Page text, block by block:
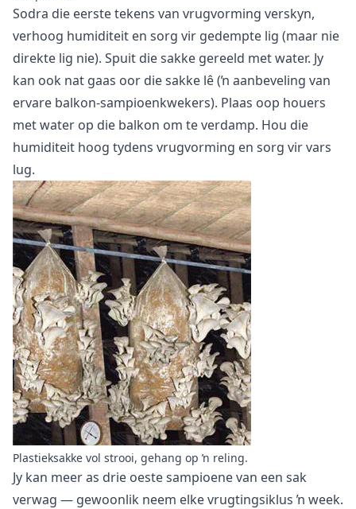
Sodra die eerste tekens van vrugvorming verskyn,
verhoog humiditeit en sorg vir gedempte lig (maar nie
direkte lig nie). Spuit die sakke gereeld met water. Jy
kan ook nat gaas oor die sakke lê (ŉ aanbeveling van
ervare balkon-sampioenkwekers). Plaas oop houers
met water op die balkon om te verdamp. Hou die
humiditeit hoog tydens vrugvorming en sorg vir vars
lug.
Plastieksakke vol strooi, gehang op ŉ reling.
Jy kan meer as drie oeste sampioene van een sak
verwag — gewoonlik neem elke vrugtingsiklus ŉ week.